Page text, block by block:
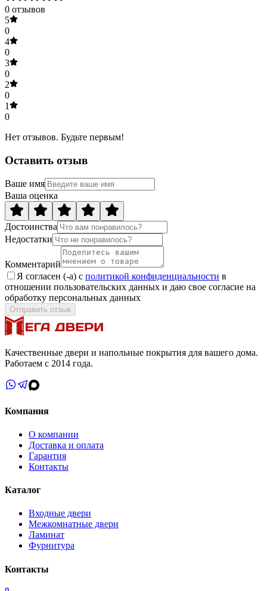
0 отзывов
5
0
4
0
3
0
2
0
1
0
Нет отзывов. Будьте первым!
Оставить отзыв
Ваше имя
Ваша оценка
Достоинства
Недостатки
Комментарий
Я согласен (-а) с политикой конфиденциальности в
отношении пользовательских данных и даю свое согласие на
обработку персональных данных
Отправить отзыв
Качественные двери и напольные покрытия для вашего дома.
Работаем с 2014 года.
Компания
О компании
Доставка и оплата
Гарантия
Контакты
Каталог
Входные двери
Межкомнатные двери
Ламинат
Фурнитура
Контакты